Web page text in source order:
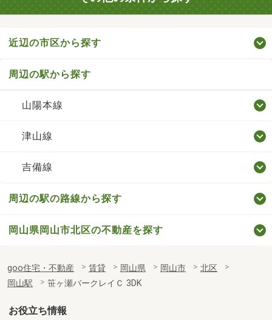
近辺の市区から探す
周辺の駅から探す
山陽本線
津山線
吉備線
周辺の駅の路線から探す
岡山県岡山市北区の不動産を探す
goo住宅・不動産 賃貸 岡山県 岡山市
北区
岡山駅
笹ヶ瀬バークレイＣ 3DK
お役立ち情報